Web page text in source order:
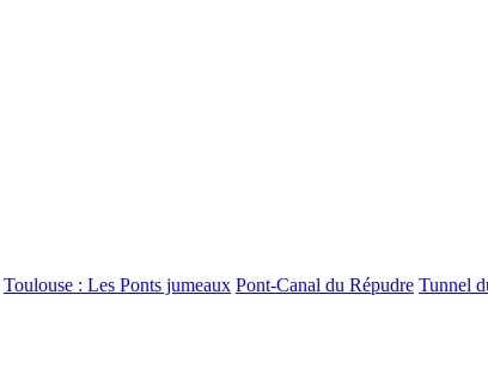
Toulouse : Les Ponts jumeaux Pont-Canal du Répudre Tunnel